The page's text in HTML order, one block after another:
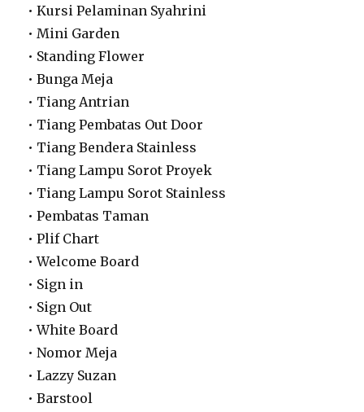
• Kursi Pelaminan Syahrini
• Mini Garden
• Standing Flower
• Bunga Meja
• Tiang Antrian
• Tiang Pembatas Out Door
• Tiang Bendera Stainless
• Tiang Lampu Sorot Proyek
• Tiang Lampu Sorot Stainless
• Pembatas Taman
• Plif Chart
• Welcome Board
• Sign in
• Sign Out
• White Board
• Nomor Meja
• Lazzy Suzan
• Barstool